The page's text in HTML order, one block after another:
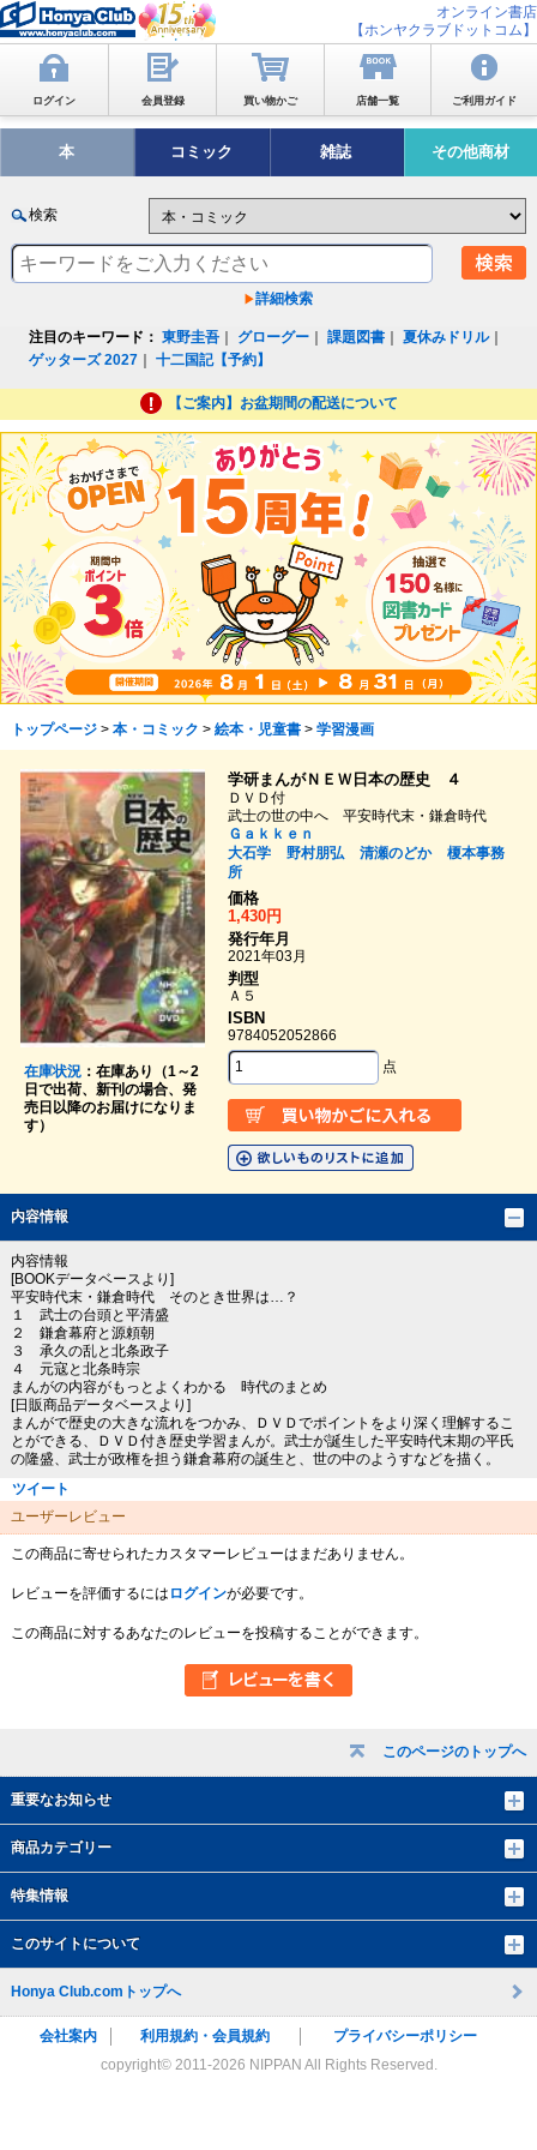
オンライン書店
【ホンヤクラブドットコム】
ログイン 会員登録 買い物かご 店舗一覧 ご利用ガイド
本 コミック 雑誌 その他商材
検索
詳細検索
注目のキーワード： 東野圭吾 グローグー ｜課題図書 ｜夏休みドリル｜
ゲッターズ 2027 ｜十二国記【予約】
【ご案内】お盆期間の配送について
このページのトップへ
重要なお知らせ
商品カテゴリー
特集情報
このサイトについて
トップページ> 本・コミック > 絵本・児童書> 学習漫画
在庫状況：在庫あり（1～2
日で出荷、新刊の場合、発
売日以降のお届けになりま
す）
学研まんがＮＥＷ日本の歴史 ４
ＤＶＤ付
武士の世の中へ 平安時代末・鎌倉時代
Ｇａｋｋｅｎ
大石学
野村朋弘 清瀬のどか
榎本事務
所
価格
1,430円
発行年月
2021年03月
判型
Ａ５
ISBN
9784052052866
点
内容情報
内容情報
[BOOKデータベースより]
平安時代末・鎌倉時代 そのとき世界は…？
１ 武士の台頭と平清盛
２ 鎌倉幕府と源頼朝
３ 承久の乱と北条政子
４ 元寇と北条時宗
まんがの内容がもっとよくわかる 時代のまとめ
[日販商品データベースより]
まんがで歴史の大きな流れをつかみ、ＤＶＤでポイントをより深く理解するこ
とができる、ＤＶＤ付き歴史学習まんが。武士が誕生した平安時代末期の平氏
の隆盛、武士が政権を担う鎌倉幕府の誕生と、世の中のようすなどを描く。
ツイート
ユーザーレビュー
この商品に寄せられたカスタマーレビューはまだありません。
レビューを評価するには ログインが必要です。
この商品に対するあなたのレビューを投稿することができます。
Honya Club.comトップへ
会社案内 利用規約・会員規約
プライバシーポリシー
copyright© 2011-2026 NIPPAN All Rights Reserved.